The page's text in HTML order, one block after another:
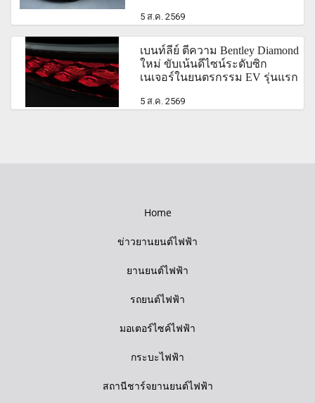
5 ส.ค. 2569
เบนท์ลีย์ ตีความ Bentley Diamond
ใหม่ ขับเน้นดีไซน์ระดับซิก
เนเจอร์ในยนตรกรรม EV รุ่นแรก
5 ส.ค. 2569
Home
ข่าวยานยนต์ไฟฟ้า
ยานยนต์ไฟฟ้า
รถยนต์ไฟฟ้า
มอเตอร์ไซค์ไฟฟ้า
กระบะไฟฟ้า
สถานีชาร์จยานยนต์ไฟฟ้า